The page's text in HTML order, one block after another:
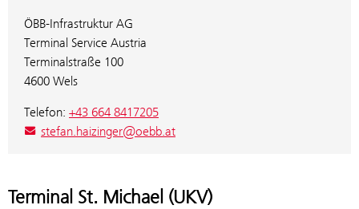
ÖBB-Infrastruktur AG
Terminal Service Austria
Terminalstraße 100
4600 Wels
Telefon: +43 664 8417205
stefan.haizinger@oebb.at
Terminal St. Michael (UKV)